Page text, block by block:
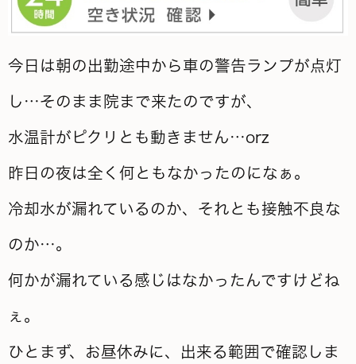
今日は朝の出勤途中から車の警告ランプが点灯
し…そのまま院まで来たのですが、
水温計がピクリとも動きません…orz
昨日の夜は全く何ともなかったのになぁ。
冷却水が漏れているのか、それとも接触不良な
のか…。
何かが漏れている感じはなかったんですけどね
ぇ。
ひとまず、お昼休みに、出来る範囲で確認しま